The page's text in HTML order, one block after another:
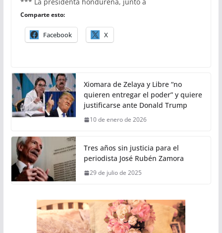
*** La presidenta hondureña, junto a
Comparte esto:
Facebook X
Xiomara de Zelaya y Libre “no
quieren entregar el poder” y quiere
justificarse ante Donald Trump
10 de enero de 2026
Tres años sin justicia para el
periodista José Rubén Zamora
29 de julio de 2025